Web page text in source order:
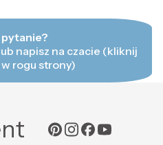
napisz na czacie (kliknij
rogu strony)